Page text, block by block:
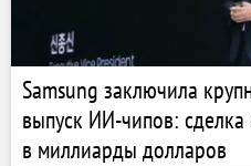
Samsung заключила
выпуск ИИ-чипов:
в миллиарды долларов